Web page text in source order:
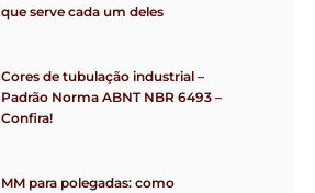
que serve cada um deles
Cores de tubulação industrial –
Padrão Norma ABNT NBR 6493 –
Confira!
MM para polegadas: como